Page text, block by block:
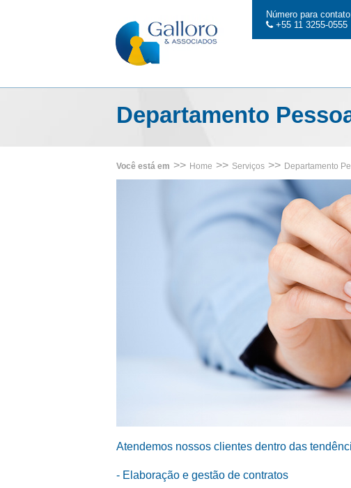
Número para
+55 11 3255-0555
Departamento
Você está em >> Home >> Serviços >> Departamento
Atendemos nossos clientes dentro das
- Elaboração e gestão de contratos